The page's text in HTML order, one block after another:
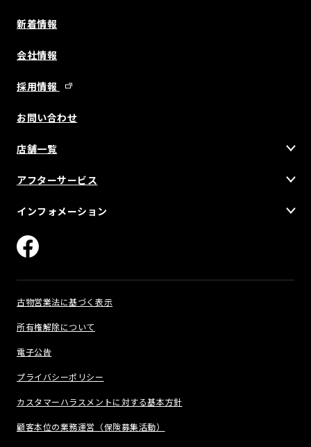
新着情報
会社情報
採用情報
お問い合わせ
店舗一覧
アフターサービス
インフォメーション
古物営業法に基づく表示
所有権解除について
電子公告
プライバシーポリシー
カスタマーハラスメントに対する基本方針
顧客本位の業務運営（保険募集活動）